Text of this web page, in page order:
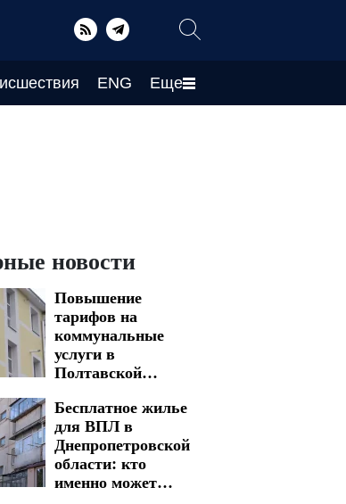
ENG Еще
новости
Повышение
тарифов на
коммунальные
услуги в
Полтавской
стоимость стала
реальностью
Бесплатное жилье
для ВПЛ в
Днепропетровской
области: кто
именно может